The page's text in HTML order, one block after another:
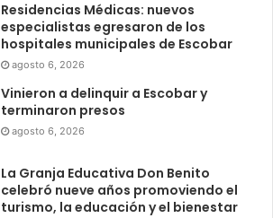
Residencias Médicas: nuevos
especialistas egresaron de los
hospitales municipales de Escobar
agosto 6, 2026
Vinieron a delinquir a Escobar y
terminaron presos
agosto 6, 2026
La Granja Educativa Don Benito
celebró nueve años promoviendo el
turismo, la educación y el bienestar